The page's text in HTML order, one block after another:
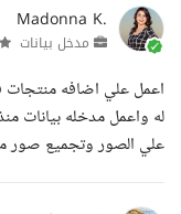
Madonna K.
مدخل بيانات
اعمل علي اضافه
له واعمل مدخله بيانات
علي الصور وتجميع صور